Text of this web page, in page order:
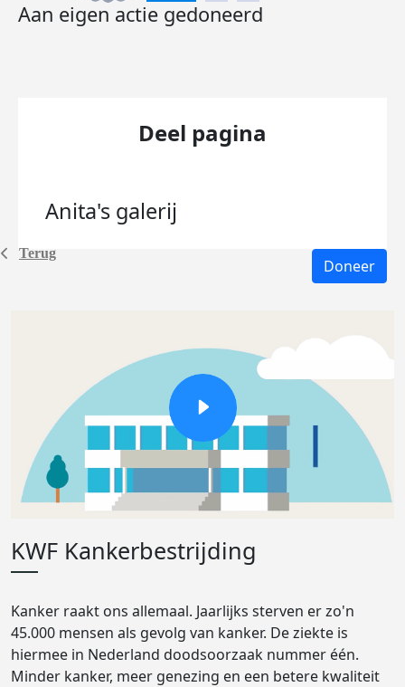
Terug
Aan eigen actie gedoneerd
Deel pagina
Anita's galerij
Doneer
KWF Kankerbestrijding
Kanker raakt ons allemaal. Jaarlijks sterven er zo'n
45.000 mensen als gevolg van kanker. De ziekte is
hiermee in Nederland doodsoorzaak nummer één.
Minder kanker, meer genezing en een betere kwaliteit